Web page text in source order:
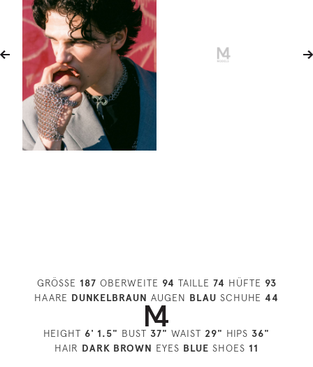
GRÖSSE 187 OBERWEITE 94 TAILLE 74 HÜFTE 93
HAARE DUNKELBRAUN AUGEN BLAU SCHUHE 44
HEIGHT 6' 1.5" BUST 37" WAIST 29" HIPS 36"
HAIR DARK BROWN EYES BLUE SHOES 11